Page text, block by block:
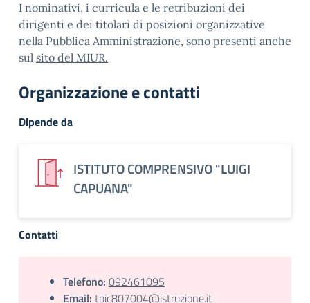
I nominativi, i curricula e le retribuzioni dei
dirigenti e dei titolari di posizioni organizzative
nella Pubblica Amministrazione, sono presenti anche
sul sito del MIUR.
Organizzazione e contatti
Dipende da
ISTITUTO COMPRENSIVO "LUIGI
CAPUANA"
Contatti
Telefono: 092461095
Email: tpic807004@istruzione.it